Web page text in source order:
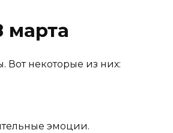
марта
Вот некоторые из них:
эмоции.